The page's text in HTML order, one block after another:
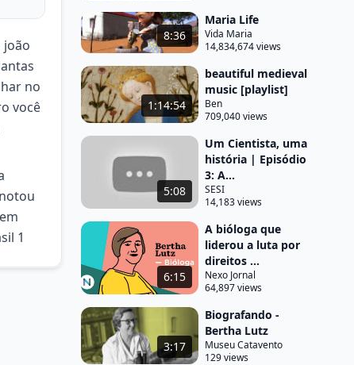
joão
no
você
1
8:36
Maria Life
Vida Maria
14,834,674 views
1:14:54
beautiful medieval
music [playlist]
Ben
709,040 views
5:08
Um Cientista, uma
história | Episódio
3: A...
SESI
14,183 views
6:15
A bióloga que
liderou a luta por
direitos ...
Nexo Jornal
64,897 views
3:17
Biografando -
Bertha Lutz
Museu Catavento
129 views